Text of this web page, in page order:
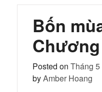
Bốn
Posted on Tháng
byAmber Hoang